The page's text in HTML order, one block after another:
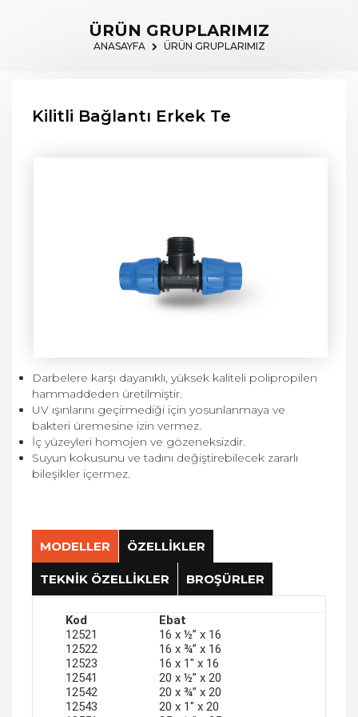
ÜRÜN GRUPLARIMIZ
ANASAYFA ÜRÜN GRUPLARIMIZ
Kilitli Bağlantı Erkek Te
Darbelere karşı dayanıklı, yüksek kaliteli polipropilen
hammaddeden üretilmiştir.
UV ışınlarını geçirmediği için yosunlanmaya ve
bakteri üremesine izin vermez.
İç yüzeyleri homojen ve gözeneksizdir.
Suyun kokusunu ve tadını değiştirebilecek zararlı
bileşikler içermez.
MODELLER ÖZELLİKLER
TEKNİK ÖZELLİKLER BROŞÜRLER
Kod Ebat
12521
16 x ½” x 16
12522
16 x ¾” x 16
12523
16 x 1″ x 16
12541
20 x ½” x 20
12542
20 x ¾” x 20
12543
20 x 1″ x 20
Kullanım Bilgileri
Ø16 mm, Ø20 mm, Ø25 mm, Ø32 mm Alçak
Yoğunluklu Polietilen (AYPE) Borularda
(Deliksiz kör boru) kullanılır.
Ø16 mm için et kalınlığı minimum 0.8 mm’ye
kadar ve Ø20 mm için et kalınlığı minimum
Basınç Değerleri
PN 6
Kullanım Alanları
Peyzaj Sektörü
Tarımsal Sulama